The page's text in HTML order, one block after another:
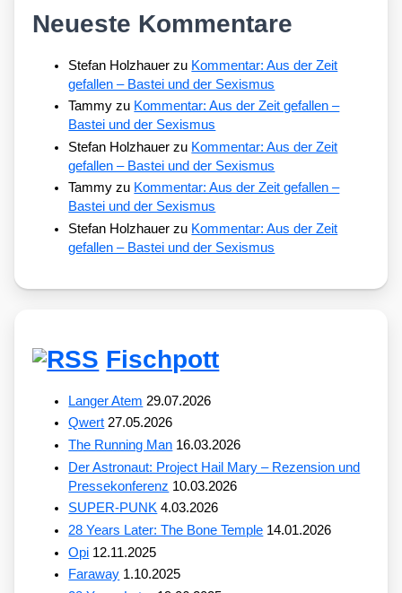
Neueste Kommentare
Stefan Holzhauer zu Kommentar: Aus der Zeit
gefallen – Bastei und der Sexismus
Tammy zu Kommentar: Aus der Zeit gefallen –
Bastei und der Sexismus
Stefan Holzhauer zu Kommentar: Aus der Zeit
gefallen – Bastei und der Sexismus
Tammy zu Kommentar: Aus der Zeit gefallen –
Bastei und der Sexismus
Stefan Holzhauer zu Kommentar: Aus der Zeit
gefallen – Bastei und der Sexismus
Fischpott
Langer Atem 29.07.2026
Qwert 27.05.2026
The Running Man 16.03.2026
Der Astronaut: Project Hail Mary – Rezension und
Pressekonferenz 10.03.2026
SUPER-PUNK 4.03.2026
28 Years Later: The Bone Temple 14.01.2026
Opi 12.11.2025
Faraway 1.10.2025